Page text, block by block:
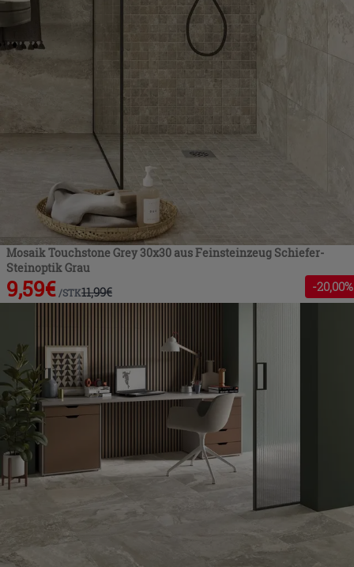
Mosaik Touchstone Grey 30x30 aus Feinsteinzeug Schiefer-
Steinoptik Grau
9,59€ /STK11,99€ -20,00%